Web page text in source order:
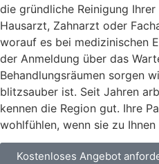
die gründliche Reinigung
Hausarzt, Zahnarzt oder
worauf es bei medizinischen
der Anmeldung über das
Behandlungsräumen sorgen
blitzsauber ist. Seit Jahren
kennen die Region gut. Ihre
wohlfühlen, wenn sie zu Ihnen
Kostenloses Angebot